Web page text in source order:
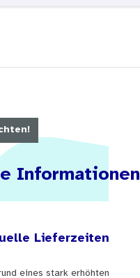
Informationen
Lieferzeiten
eines stark erhöhten